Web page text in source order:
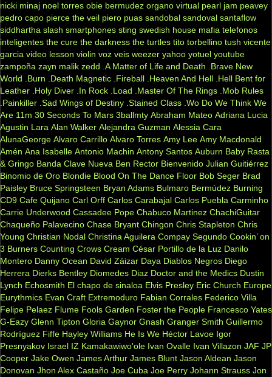
nicki minaj noel torres obie bermudez organo virtual pearl jam peavey
pedro capo pierce the veil piero puas sandobal sandoval santaflow
siddhartha slash smartphones sting swedish house mafia telefonos
inteligentes the cure the darkness the turtles tito torbellino tush vicente
garcia video lesson violin voz veis weezer yahoo yotuel youtube
zampoña zayn malik zedd .A Matter of Life and Death
.Brave New
World
.Burn .Death Magnetic .Fireball .Heaven And Hell .Hell Bent for
Leather .Holy Diver .In Rock .Load .Master Of The Rings .Mob Rules
.Painkiller .Sad Wings of Destiny .Stained Class .Wo Do We Think We
Are 11m 30 Seconds To Mars 3ballmty Abraham Mateo Adriana Lucia
Agustin Lara Alan Walker Alejandra Guzman Alessia Cara
AlunaGeorge Alvaro Carrillo Alvaro Torres Amy Lee Amy Macdonald
Amén Ana Isabelle Antonio Machin Antony Santos Auburn Baby Rasta
& Gringo Banda Clave Nueva Ben Rector Bienvenido Julian Guitiérrez
Binomio de Oro Blondie Blood On The Dance Floor Bob Seger Brad
Paisley Bruce Springsteen Bryan Adams Bulmaro Bermúdez Burning
CD9 Cafe Quijano Carl Orff Carlos Carabajal Carlos Puebla Carminho
Carrie Underwood Cassadee Pope Chabuco Martinez ChachiGuitar
Chaqueño Palavecino Chase Bryant Chingon Chris Stapleton Chris
Young Christian Nodal Christina Aguilera Compay Segundo Cookin’ on
3 Burners Counting Crows Cream César Portillo de la Luz Danilo
Montero Danny Ocean David Záizar Daya Diablos Negros Diego
Herrera Dierks Bentley Diomedes Diaz Doctor and the Medics Dustin
Lynch Echosmith El chapo de sinaloa Elvis Presley Eric Church Europe
Eurythmics Evan Craft Extremoduro Fabian Corrales Federico Villa
Felipe Pelaez Flume Fools Garden Foster the People Francesco Yates
G-Eazy Glenn Tipton Gloria Gaynor Gnash Granger Smith Guillermo
Rodríguez Fiffe Hayley Williams He Is We Héctor Lavoe Igor
Presnyakov Israel IZ Kamakawiwo'ole Ivan Ovalle Ivan Villazon JAF JP
Cooper Jake Owen James Arthur James Blunt Jason Aldean Jason
Donovan Jhon Alex Castaño Joe Cuba Joe Perry Johann Strauss Jon